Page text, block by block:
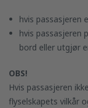
hvis passasjeren
hvis passasjeren
bord eller utgjør
OBS!
Hvis passasjeren
flyselskapets vilkår